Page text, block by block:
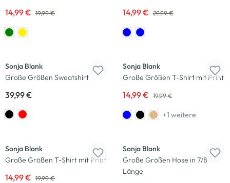
14,99 € 19,99 € 14,99 € 29,99 €
Sonja Blank
Große Größen Sweatshirt
39,99 €
Sonja Blank
Große Größen T-Shirt mit Print
14,99 € 19,99 €
+1 weitere
Sonja Blank
Große Größen T-Shirt mit Print
14,99 € 19,99 €
Sonja Blank
Große Größen Hose in 7/8
Länge